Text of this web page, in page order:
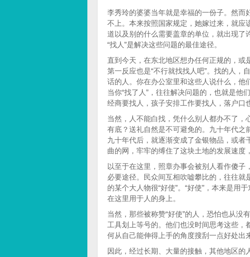
李秀玲的婆婆当年就是幸福的一份子。然而
不上。本来按照国家规定，她嫁过来，就应
道以及别的什么需要盖章的单位，就出现了
“找人”是解决这些问题的最佳途径。
直到今天，在东北地区想办任何正规的，或
第一反应也是“不行就找找人吧”。找的人，
话的人。你在办公室里和这些人说什么，他
当你“找了人”，往往解决问题的，也就是他
经商要找人，孩子安排工作要找人，落户口
当然，人不能白找，凭什么别人都办不了，
有底？送礼自然是不可避免的。九十年代之
九十年代后，就逐渐变成了金银物品，或者
曲的网，牢牢的缚住了这块土地的发展速度
以至于在这里，照章办事会被别人看作傻子
必要途径。民众间互相吹嘘攀比的，往往就
的某个大人物很“好使”。“好使”，本来是用
在这里用于人的身上。
当然，那些被称赞“好使”的人，恐怕也从没
工具划上等号的。他们也没时间思考这些，
何从自己能伸得上手的角度搜刮一点好处出
因此，经过长期、大量的接触，其他地区的